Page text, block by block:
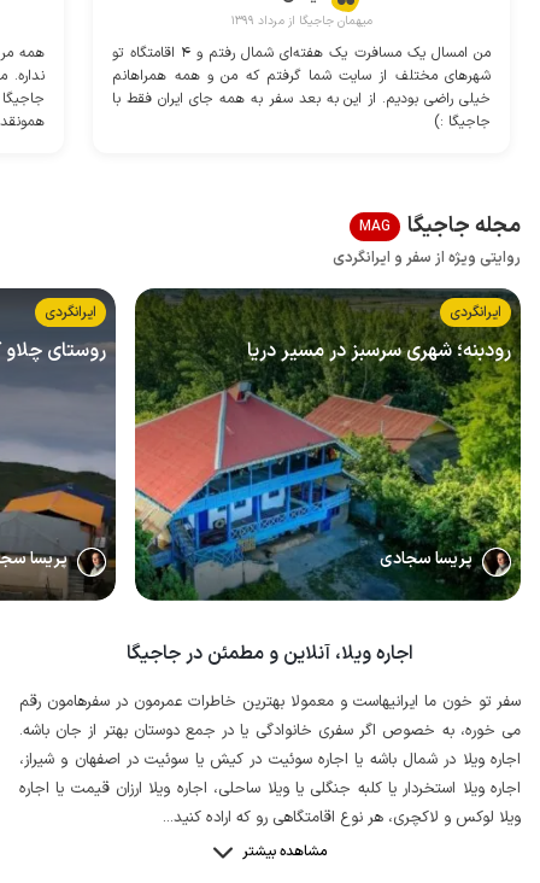
میهمان جاجیگا از مرداد 1399
من امسال یک مسافرت یک هفته‌ای شمال رفتم و ۴ اقامتگاه تو
شهرهای مختلف از سایت شما گرفتم که من و همه همراهانم
خیلی راضی بودیم. از این به بعد سفر به همه جای ایران فقط با
جاجیگا :)
همه
مجله جاجیگا MAG
روایتی ویژه از سفر و ایرانگردی
ایرانگردی
رودبنه؛ شهری سرسبز در مسیر دریا
پریسا سجادی
ایرانگردی
روستای
پریسا
اجاره ویلا، آنلاین و مطمئن در جاجیگا
سفر تو خون ما ایرانیهاست و معمولا بهترین خاطرات عمرمون در سفرهامون رقم
می خوره، به خصوص اگر سفری خانوادگی یا در جمع دوستان بهتر از جان باشه.
اجاره ویلا در شمال باشه یا اجاره سوئیت در کیش یا سوئیت در اصفهان و شیراز،
اجاره ویلا استخردار یا کلبه جنگلی یا ویلا ساحلی، اجاره ویلا ارزان قیمت یا اجاره
ویلا لوکس و لاکچری، هر نوع اقامتگاهی رو که اراده کنید...
مشاهده بیشتر